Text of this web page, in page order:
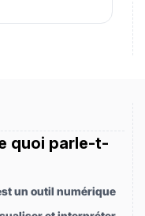
quoi parle-t-
un outil numérique